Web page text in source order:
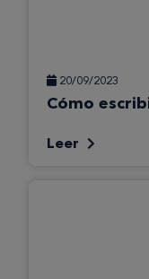
20/09/2023
Cómo
Leer